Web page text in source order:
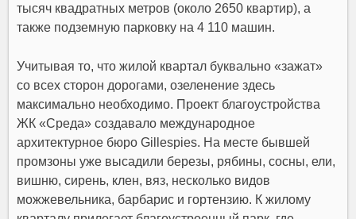
тысяч квадратных метров (около 2650 квартир), а
также подземную парковку на 4 110 машин.
Учитывая то, что жилой квартал буквально «зажат»
со всех сторон дорогами, озеленение здесь
максимально необходимо. Проект благоустройства
ЖК «Среда» создавало международное
архитектурное бюро Gillespies. На месте бывшей
промзоны уже высадили березы, рябины, сосны, ели,
вишню, сирень, клен, вяз, несколько видов
можжевельника, барбарис и гортензию. К жилому